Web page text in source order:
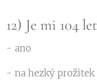
12) Je mi 104
- ano
- na hezký